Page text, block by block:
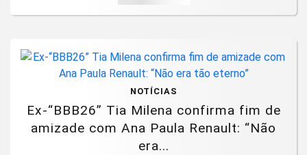
NOTÍCIAS
Ex-“BBB26” Tia Milena confirma fim de
amizade com Ana Paula Renault: “Não
era...